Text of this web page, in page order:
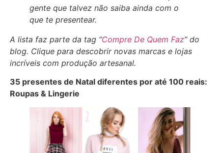
gente que talvez não saiba ainda com o
que te presentear.
A lista faz parte da tag “Compre De Quem Faz” do
blog. Clique para descobrir novas marcas e lojas
incríveis com produção artesanal.
35 presentes de Natal diferentes por até 100 reais:
Roupas & Lingerie